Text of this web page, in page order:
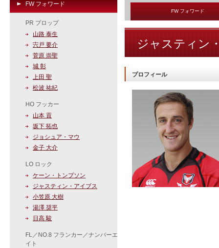
FW フォワード
PR プロップ
山路 泰生
宍戸 要介
菅原 崇聖
城 彰
上田 聖
松波 祐紀
HO フッカー
山本 貢
坂下 拓也
ジョシュア・マウ
金子 大介
LO ロック
ケーン・トンプソン
ジャスティン・アイブス
小笠原 大樹
湯澤 奨平
日高 駿
FL／NO.8 フランカー／ナンバーエ
イト
FW フォワード
ジャスティン
プロフィール